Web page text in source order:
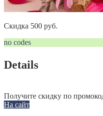
Скидка 500 руб.
no codes
Details
Получите скидку по
На сайт